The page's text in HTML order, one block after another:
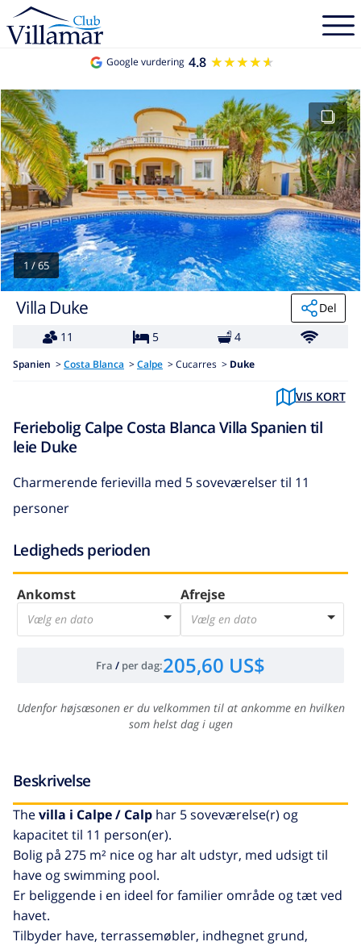
Google vurdering 4.8 ★★★★★
★★★★★
1 /65
Villa Duke
Del
11
5 4
Spanien > Costa Blanca > Calpe > Cucarres > Duke
VIS KORT
Feriebolig Calpe Costa Blanca Villa Spanien til
leie Duke
Charmerende ferievilla med 5 soveværelser til 11
personer
Ledigheds perioden
Ankomst
Vælg en dato
Afrejse
Vælg en dato
Fra / per dag:205,60 US$
Udenfor højsæsonen er du velkommen til at ankomme en hvilken
som helst dag i ugen
Beskrivelse
Thevilla i Calpe / Calp har 5 soveværelse(r) og
kapacitet til 11 person(er).
Bolig på 275 m² nice og har alt udstyr, med udsigt til
have og swimming pool.
Er beliggende i en ideel for familier område og tæt ved
havet.
Tilbyder have, terrassemøbler, indhegnet grund,